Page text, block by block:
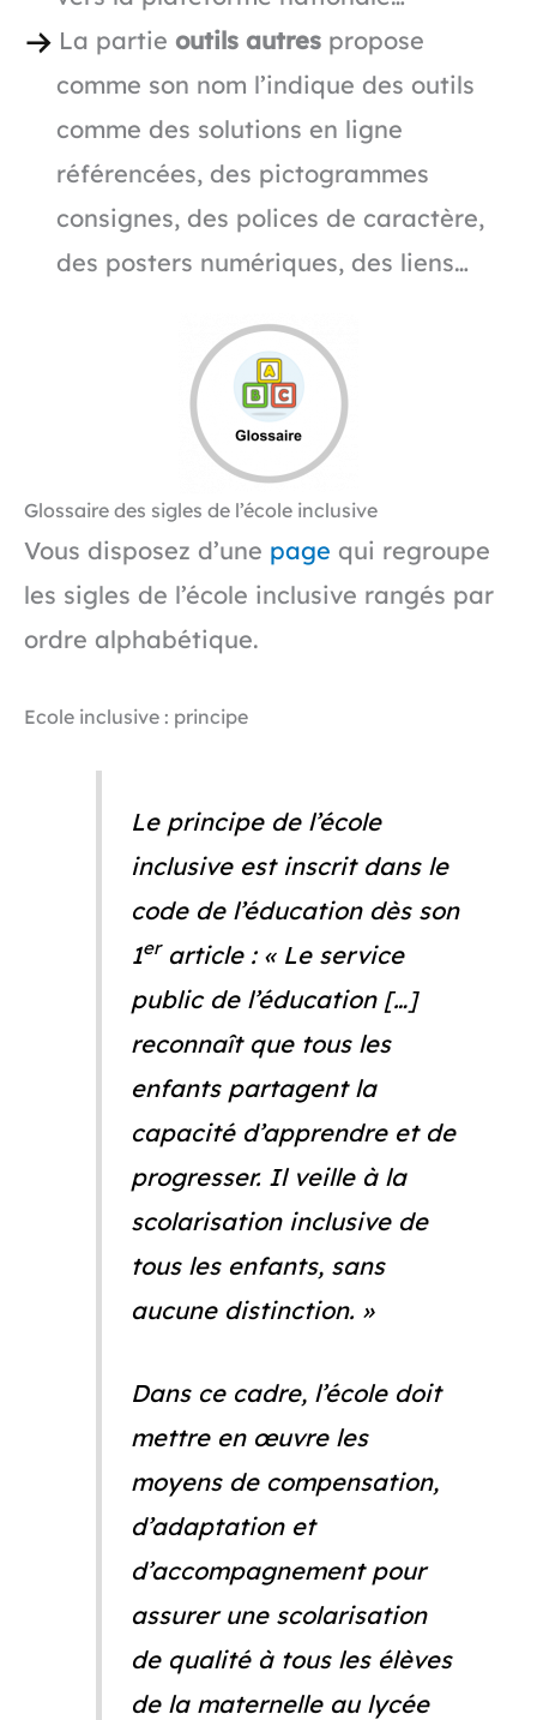
La partie outils autres propose
comme son nom l’indique des outils
comme des solutions en ligne
référencées, des pictogrammes
consignes, des polices de caractère,
des posters numériques, des liens…
Glossaire des sigles de l’école inclusive
Vous disposez d’une page qui regroupe
les sigles de l’école inclusive rangés par
ordre alphabétique.
Ecole inclusive : principe
Le principe de l’école
inclusive est inscrit dans le
code de l’éducation dès son
1erarticle : « Le service
public de l’éducation […]
reconnaît que tous les
enfants partagent la
capacité d’apprendre et de
progresser. Il veille à la
scolarisation inclusive de
tous les enfants, sans
aucune distinction. »
Dans ce cadre, l’école doit
mettre en œuvre les
moyens de compensation,
d’adaptation et
d’accompagnement pour
assurer une scolarisation
de qualité à tous les élèves
de la maternelle au lycée